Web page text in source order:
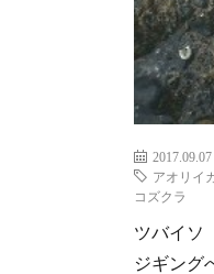
2017.09.07
アオリイ
コズクラ
ツバイソ
ジギング